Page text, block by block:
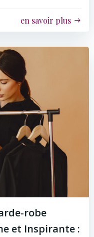
en savoir plus
robe
et Inspirante :